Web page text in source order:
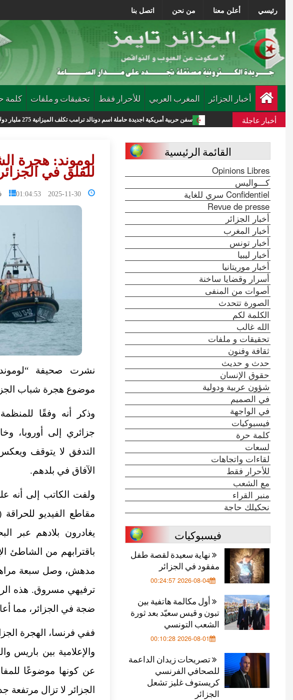
رئيسي أعلن معنا من نحن اتصل بنا
أخبار الجزائر المغرب العربي للأحرار فقط تحقيقات و ملفات كلمة
أخبار عاجلة سفن حربية أمريكية اجديدة حاملة اسم دونالد ترامب تكلف الميزانية 275 مليار دولار جديدة
لوموند: هجرة
للقلق في
2025-11-30 01:04:53
نشرت صحيفة
موضوع هجرة شباب
التدفق لا يتوقف
الآفاق في بلدهم.
ولفت الكاتب إلى أنه
مقاطع الفيديو للحراقة
يغادرون بلادهم عبر
مدهش، وصل سبعة
ترفيهي مسروق. هذه
ضجة في الجزائر، مما
ففي فرنسا، الهجرة
عن كونها موضوعًا
الجزائر لا تزال مرتفعة
القائمة الرئيسية
Opinions Libres
كـــواليس
Confidentiel سري للغاية
Revue de presse
أخبار الجزائر
أخبار المغرب
أخبار تونس
أخبار ليبيا
أخبار موريتانيا
أسرار وقضايا ساخنة
أصوات من المنفى
الصورة تتحدث
الكلمة لكم
الله غالب
تحقيقات و ملفات
ثقافة وفنون
حدث و حديث
حقوق الإنسان
شؤون عربية ودولية
في الصميم
في الواجهة
فيسبوكيات
كلمة حرة
لسعات
لقاءات واتجاهات
للأحرار فقط
مع الشعب
منبر القراء
نحكيلك حاجة
فيسبوكيات
نهاية سعيدة لقصة طفل
مفقود في الجزائر
2026-08-04 00:24:57
أول مكالمة هاتفية بين
تبون و قيس سعيّد بعد ثورة
الشعب التونسي
2026-08-01 00:10:28
تصريحات زيدان الداعمة
للصحافي الفرنسي
كريستوف غليز تشعل
الجزائر